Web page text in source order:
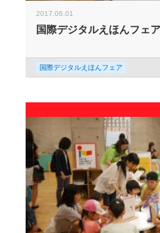
2017.06.01
国際デジタルえほんフェ
国際デジタルえほんフェア